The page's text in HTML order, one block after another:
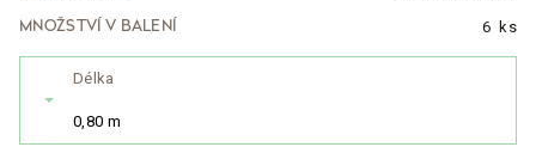
MNOŽSTVÍ V BALENÍ 6 ks
Délka
0,80 m